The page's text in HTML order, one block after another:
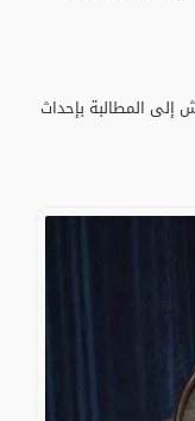
إلى المطالبة بإحداث